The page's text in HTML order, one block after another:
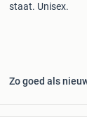
staat. Unisex.
Zo goed als